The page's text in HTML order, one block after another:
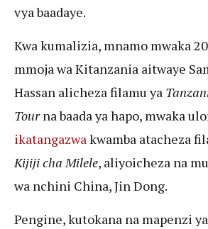
vya baadaye.
Kwa kumalizia, mnamo mwaka
mmoja wa Kitanzania aitwaye
Hassan alicheza filamu ya
Tourna baada ya hapo, mwaka
ikatangazwakwamba atacheza
Kijiji cha Milele, aliyoicheza na
wa nchini China, Jin Dong.
Pengine, kutokana na mapenzi